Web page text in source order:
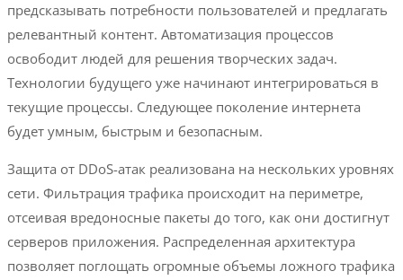
предсказывать потребности пользователей и предлагать
релевантный контент. Автоматизация процессов
освободит людей для решения творческих задач.
Технологии будущего уже начинают интегрироваться в
текущие процессы. Следующее поколение интернета
будет умным, быстрым и безопасным.
Защита от DDoS-атак реализована на нескольких уровнях
сети. Фильтрация трафика происходит на периметре,
отсеивая вредоносные пакеты до того, как они достигнут
серверов приложения. Распределенная архитектура
позволяет поглощать огромные объемы ложного трафика